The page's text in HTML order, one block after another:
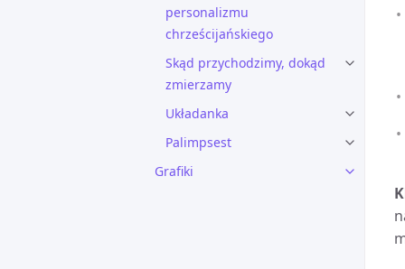
personalizmu
chrześcijańskiego
Skąd przychodzimy, dokąd
zmierzamy
Układanka
Palimpsest
Grafiki